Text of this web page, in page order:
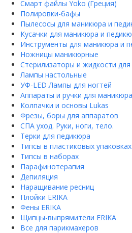
Смарт файлы Yoko (Греция)
Полировки-бафы
Пылесосы для маникюра и
Кусачки для маникюра и
Инструменты для маникюра и
Ножницы маникюрные
Стерилизаторы и жидкости
Лампы настольные
УФ-LED Лампы для ногтей
Аппараты и ручки для
Колпачки и основы Lukas
Фрезы, боры для аппаратов
СПА уход. Руки, ноги, тело.
Терки для педикюра
Типсы в пластиковых упаковках
Типсы в наборах
Парафинотерапия
Депиляция
Наращивание ресниц
Плойки ERIKA
Фены ERIKA
Щипцы-выпрямители ERIKA
Все для парикмахеров